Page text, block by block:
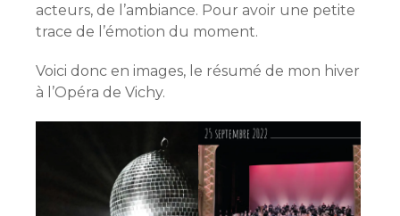
acteurs, de l’ambiance. Pour avoir une petite
trace de l’émotion du moment.
Voici donc en images, le résumé de mon hiver
à l’Opéra de Vichy.